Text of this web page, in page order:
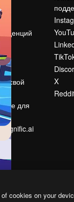
свой
для
X
cookies on your